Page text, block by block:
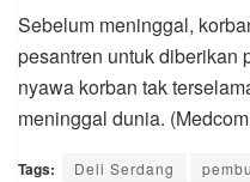
Sebelum meninggal,
pesantren untuk diberikan
nyawa korban tak
meninggal dunia.
Tags: Deli Serdang